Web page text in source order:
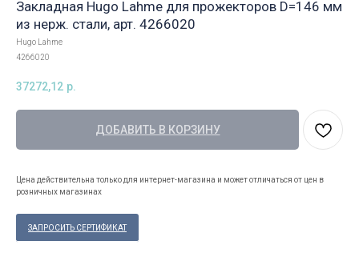
Закладная Hugo Lahme для прожекторов D=146 мм
из нерж. стали, арт. 4266020
Hugo Lahme
4266020
37272,12 р.
ДОБАВИТЬ В КОРЗИНУ
Цена действительна только для интернет-магазина и может отличаться от цен в
розничных магазинах
ЗАПРОСИТЬ СЕРТИФИКАТ